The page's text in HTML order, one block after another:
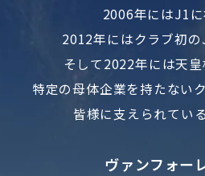
2006年にはJ1に
2012年にはクラブ初の
そして2022年には天皇
特定の母体企業を持たない
皆様に支えられてい
ヴァンフォー